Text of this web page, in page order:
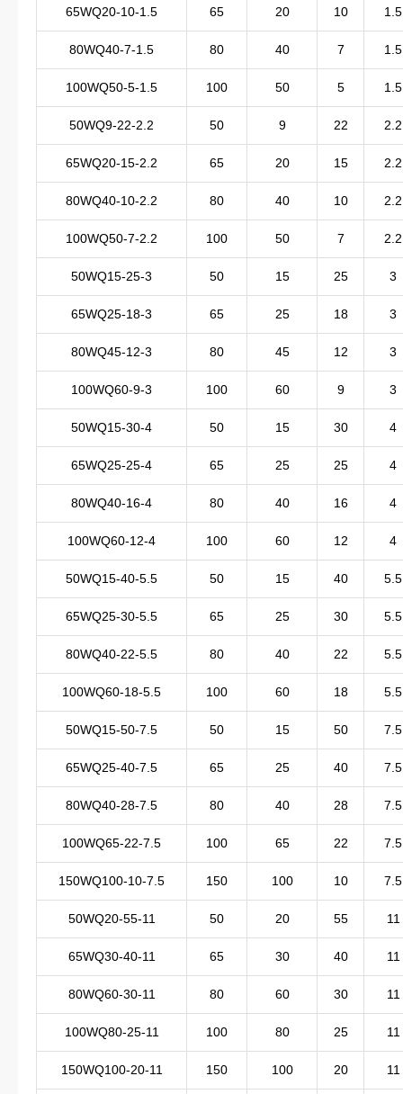
65WQ20-10-1.5 65 20 10 1.5
80WQ40-7-1.5 80 40 7 1.5
100WQ50-5-1.5 100 50 5 1.5
50WQ9-22-2.2 50 9 22 2.2
65WQ20-15-2.2 65 20 15 2.2
80WQ40-10-2.2 80 40 10 2.2
100WQ50-7-2.2 100 50 7 2.2
50WQ15-25-3 50 15 25 3
65WQ25-18-3 65 25 18 3
80WQ45-12-3 80 45 12 3
100WQ60-9-3 100 60 9 3
50WQ15-30-4 50 15 30 4
65WQ25-25-4 65 25 25 4
80WQ40-16-4 80 40 16 4
100WQ60-12-4 100 60 12 4
50WQ15-40-5.5 50 15 40 5.5
65WQ25-30-5.5 65 25 30 5.5
80WQ40-22-5.5 80 40 22 5.5
100WQ60-18-5.5 100 60 18 5.5
50WQ15-50-7.5 50 15 50 7.5
65WQ25-40-7.5 65 25 40 7.5
80WQ40-28-7.5 80 40 28 7.5
100WQ65-22-7.5 100 65 22 7.5
150WQ100-10-7.5 150 100 10 7.5
50WQ20-55-11 50 20 55 11
65WQ30-40-11 65 30 40 11
80WQ60-30-11 80 60 30 11
100WQ80-25-11 100 80 25 11
150WQ100-20-11 150 100 20 11